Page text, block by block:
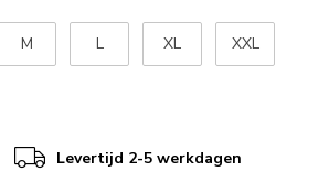
M L XL XXL
Levertijd 2-5 werkdagen